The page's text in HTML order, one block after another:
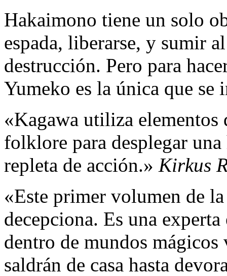
Hakaimono tiene un solo
espada, liberarse, y sumir
destrucción. Pero para
Yumeko es la única que se
«Kagawa utiliza
folklore para desplegar
repleta de acción.» Kirkus
«Este primer volumen de
decepciona. Es una
dentro de mundos
saldrán de casa hasta